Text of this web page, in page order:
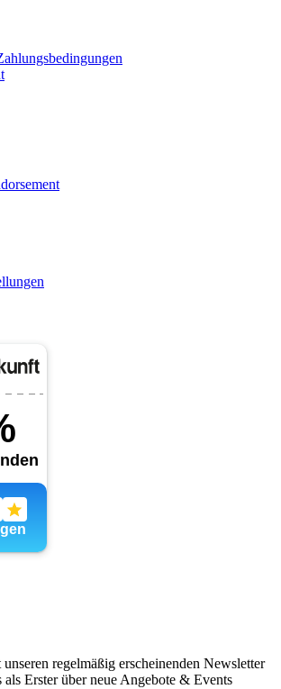
regelmäßig erscheinenden Newsletter
als Erster über neue Angebote & Events